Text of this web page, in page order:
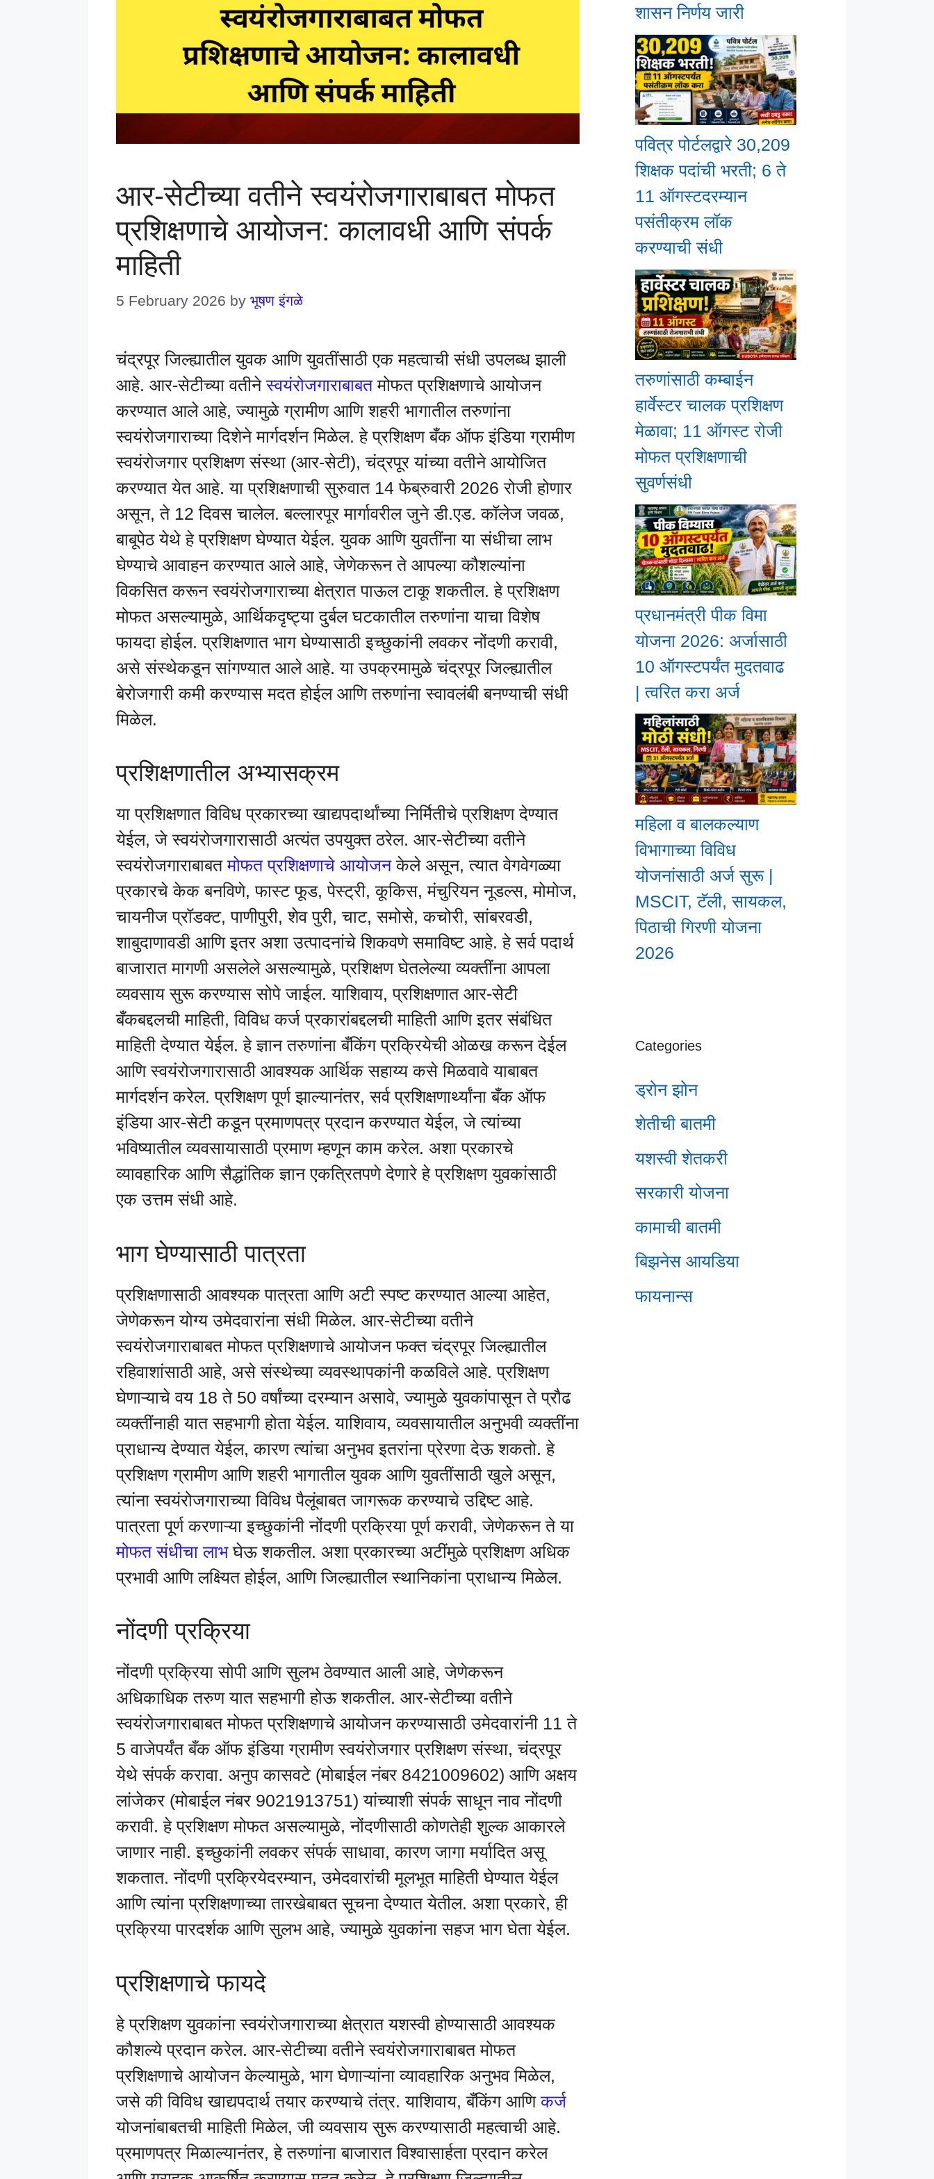
आर-सेटीच्या वतीने स्वयंरोजगाराबाबत मोफत
प्रशिक्षणाचे आयोजन: कालावधी आणि संपर्क
माहिती
5 February 2026 by भूषण इंगळे
चंद्रपूर जिल्ह्यातील युवक आणि युवतींसाठी एक महत्वाची संधी उपलब्ध झाली
आहे. आर-सेटीच्या वतीनेस्वयंरोजगाराबाबतमोफत प्रशिक्षणाचे आयोजन
करण्यात आले आहे, ज्यामुळे ग्रामीण आणि शहरी भागातील तरुणांना
स्वयंरोजगाराच्या दिशेने मार्गदर्शन मिळेल. हे प्रशिक्षण बँक ऑफ इंडिया ग्रामीण
स्वयंरोजगार प्रशिक्षण संस्था (आर-सेटी), चंद्रपूर यांच्या वतीने आयोजित
करण्यात येत आहे. या प्रशिक्षणाची सुरुवात 14 फेब्रुवारी 2026 रोजी होणार
असून, ते 12 दिवस चालेल. बल्लारपूर मार्गावरील जुने डी.एड. कॉलेज जवळ,
बाबूपेठ येथे हे प्रशिक्षण घेण्यात येईल. युवक आणि युवतींना या संधीचा लाभ
घेण्याचे आवाहन करण्यात आले आहे, जेणेकरून ते आपल्या कौशल्यांना
विकसित करून स्वयंरोजगाराच्या क्षेत्रात पाऊल टाकू शकतील. हे प्रशिक्षण
मोफत असल्यामुळे, आर्थिकदृष्ट्या दुर्बल घटकातील तरुणांना याचा विशेष
फायदा होईल. प्रशिक्षणात भाग घेण्यासाठी इच्छुकांनी लवकर नोंदणी करावी,
असे संस्थेकडून सांगण्यात आले आहे. या उपक्रमामुळे चंद्रपूर जिल्ह्यातील
बेरोजगारी कमी करण्यास मदत होईल आणि तरुणांना स्वावलंबी बनण्याची संधी
मिळेल.
प्रशिक्षणातील अभ्यासक्रम
या प्रशिक्षणात विविध प्रकारच्या खाद्यपदार्थांच्या निर्मितीचे प्रशिक्षण देण्यात
येईल, जे स्वयंरोजगारासाठी अत्यंत उपयुक्त ठरेल. आर-सेटीच्या वतीने
स्वयंरोजगाराबाबतमोफत प्रशिक्षणाचे आयोजनकेले असून, त्यात वेगवेगळ्या
प्रकारचे केक बनविणे, फास्ट फूड, पेस्ट्री, कूकिस, मंचुरियन नूडल्स, मोमोज,
चायनीज प्रॉडक्ट, पाणीपुरी, शेव पुरी, चाट, समोसे, कचोरी, सांबरवडी,
शाबुदाणावडी आणि इतर अशा उत्पादनांचे शिकवणे समाविष्ट आहे. हे सर्व पदार्थ
बाजारात मागणी असलेले असल्यामुळे, प्रशिक्षण घेतलेल्या व्यक्तींना आपला
व्यवसाय सुरू करण्यास सोपे जाईल. याशिवाय, प्रशिक्षणात आर-सेटी
बँकबद्दलची माहिती, विविध कर्ज प्रकारांबद्दलची माहिती आणि इतर संबंधित
माहिती देण्यात येईल. हे ज्ञान तरुणांना बँकिंग प्रक्रियेची ओळख करून देईल
आणि स्वयंरोजगारासाठी आवश्यक आर्थिक सहाय्य कसे मिळवावे याबाबत
मार्गदर्शन करेल. प्रशिक्षण पूर्ण झाल्यानंतर, सर्व प्रशिक्षणार्थ्यांना बँक ऑफ
इंडिया आर-सेटी कडून प्रमाणपत्र प्रदान करण्यात येईल, जे त्यांच्या
भविष्यातील व्यवसायासाठी प्रमाण म्हणून काम करेल. अशा प्रकारचे
व्यावहारिक आणि सैद्धांतिक ज्ञान एकत्रितपणे देणारे हे प्रशिक्षण युवकांसाठी
एक उत्तम संधी आहे.
भाग घेण्यासाठी पात्रता
प्रशिक्षणासाठी आवश्यक पात्रता आणि अटी स्पष्ट करण्यात आल्या आहेत,
जेणेकरून योग्य उमेदवारांना संधी मिळेल. आर-सेटीच्या वतीने
स्वयंरोजगाराबाबत मोफत प्रशिक्षणाचे आयोजन फक्त चंद्रपूर जिल्ह्यातील
रहिवाशांसाठी आहे, असे संस्थेच्या व्यवस्थापकांनी कळविले आहे. प्रशिक्षण
घेणाऱ्याचे वय 18 ते 50 वर्षांच्या दरम्यान असावे, ज्यामुळे युवकांपासून ते प्रौढ
व्यक्तींनाही यात सहभागी होता येईल. याशिवाय, व्यवसायातील अनुभवी व्यक्तींना
प्राधान्य देण्यात येईल, कारण त्यांचा अनुभव इतरांना प्रेरणा देऊ शकतो. हे
प्रशिक्षण ग्रामीण आणि शहरी भागातील युवक आणि युवतींसाठी खुले असून,
त्यांना स्वयंरोजगाराच्या विविध पैलूंबाबत जागरूक करण्याचे उद्दिष्ट आहे.
पात्रता पूर्ण करणाऱ्या इच्छुकांनी नोंदणी प्रक्रिया पूर्ण करावी, जेणेकरून ते या
मोफत संधीचा लाभघेऊ शकतील. अशा प्रकारच्या अटींमुळे प्रशिक्षण अधिक
प्रभावी आणि लक्ष्यित होईल, आणि जिल्ह्यातील स्थानिकांना प्राधान्य मिळेल.
नोंदणी प्रक्रिया
नोंदणी प्रक्रिया सोपी आणि सुलभ ठेवण्यात आली आहे, जेणेकरून
अधिकाधिक तरुण यात सहभागी होऊ शकतील. आर-सेटीच्या वतीने
स्वयंरोजगाराबाबत मोफत प्रशिक्षणाचे आयोजन करण्यासाठी उमेदवारांनी 11 ते
5 वाजेपर्यंत बँक ऑफ इंडिया ग्रामीण स्वयंरोजगार प्रशिक्षण संस्था, चंद्रपूर
येथे संपर्क करावा. अनुप कासवटे (मोबाईल नंबर 8421009602) आणि अक्षय
लांजेकर (मोबाईल नंबर 9021913751) यांच्याशी संपर्क साधून नाव नोंदणी
करावी. हे प्रशिक्षण मोफत असल्यामुळे, नोंदणीसाठी कोणतेही शुल्क आकारले
जाणार नाही. इच्छुकांनी लवकर संपर्क साधावा, कारण जागा मर्यादित असू
शकतात. नोंदणी प्रक्रियेदरम्यान, उमेदवारांची मूलभूत माहिती घेण्यात येईल
आणि त्यांना प्रशिक्षणाच्या तारखेबाबत सूचना देण्यात येतील. अशा प्रकारे, ही
प्रक्रिया पारदर्शक आणि सुलभ आहे, ज्यामुळे युवकांना सहज भाग घेता येईल.
प्रशिक्षणाचे फायदे
हे प्रशिक्षण युवकांना स्वयंरोजगाराच्या क्षेत्रात यशस्वी होण्यासाठी आवश्यक
कौशल्ये प्रदान करेल. आर-सेटीच्या वतीने स्वयंरोजगाराबाबत मोफत
प्रशिक्षणाचे आयोजन केल्यामुळे, भाग घेणाऱ्यांना व्यावहारिक अनुभव मिळेल,
जसे की विविध खाद्यपदार्थ तयार करण्याचे तंत्र. याशिवाय, बँकिंग आणिकर्ज
योजनांबाबतची माहिती मिळेल, जी व्यवसाय सुरू करण्यासाठी महत्वाची आहे.
प्रमाणपत्र मिळाल्यानंतर, हे तरुणांना बाजारात विश्वासार्हता प्रदान करेल
शासन निर्णय जारी
पवित्र पोर्टलद्वारे 30,209
शिक्षक पदांची भरती; 6 ते
11 ऑगस्टदरम्यान
पसंतीक्रम लॉक
करण्याची संधी
तरुणांसाठी कम्बाईन
हार्वेस्टर चालक प्रशिक्षण
मेळावा; 11 ऑगस्ट रोजी
मोफत प्रशिक्षणाची
सुवर्णसंधी
प्रधानमंत्री पीक विमा
योजना 2026: अर्जासाठी
10 ऑगस्टपर्यंत मुदतवाढ
| त्वरित करा अर्ज
महिला व बालकल्याण
विभागाच्या विविध
योजनांसाठी अर्ज सुरू |
MSCIT, टॅली, सायकल,
पिठाची गिरणी योजना
2026
Categories
ड्रोन झोन
शेतीची बातमी
यशस्वी शेतकरी
सरकारी योजना
कामाची बातमी
बिझनेस आयडिया
फायनान्स